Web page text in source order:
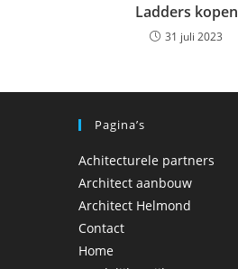
Ladders kopen
31 juli 2023
Pagina’s
Achitecturele partners
Architect aanbouw
Architect Helmond
Contact
Home